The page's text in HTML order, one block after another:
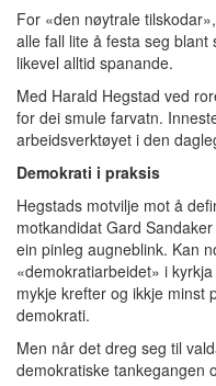
For «den nøytrale
alle fall lite å festa seg
likevel alltid spanande.
Med Harald Hegstad ved
for dei smule farvatn.
arbeidsverktøyet i den
Demokrati i praksis
Hegstads motvilje mot å
motkandidat Gard
ein pinleg augneblink. Kan
«demokratiarbeidet» i
mykje krefter og ikkje minst
demokrati.
Men når det dreg seg til
demokratiske tankegangen